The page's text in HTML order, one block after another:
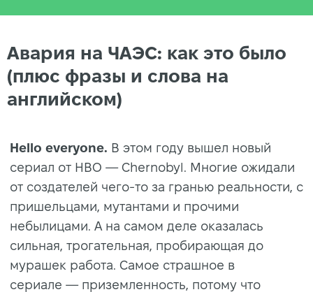
Авария на ЧАЭС: как это было
(плюс фразы и слова на
английском)
Hello everyone. В этом году вышел новый
сериал от HBO — Chernobyl. Многие ожидали
от создателей чего-то за гранью реальности, с
пришельцами, мутантами и прочими
небылицами. А на самом деле оказалась
сильная, трогательная, пробирающая до
мурашек работа. Самое страшное в
сериале — приземленность, потому что